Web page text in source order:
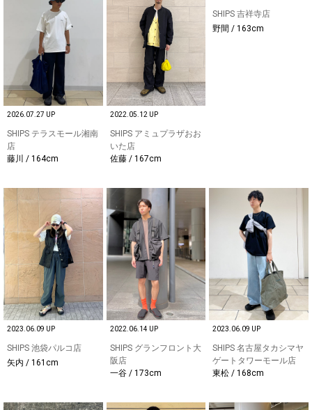
2026.07.27 UP
SHIPS テラスモール湘南
店
藤川 / 164cm
2022.05.12 UP
SHIPS アミュプラザおお
いた店
佐藤 / 167cm
SHIPS 吉祥寺店
野間 / 163cm
2023.06.09 UP
SHIPS 池袋パルコ店
矢内 / 161cm
2022.06.14 UP
SHIPS グランフロント大
阪店
一谷 / 173cm
2023.06.09 UP
SHIPS 名古屋タカシマヤ
ゲートタワーモール店
東松 / 168cm